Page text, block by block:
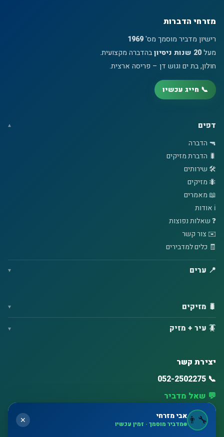
מזרחי הדברות
רישיון מדביר מוסמך מס'1969
מעל20 שנות ניסיון
בהדברה מקצועית.
חולון, בת ים וגוש דן – פריסה ארצית.
📞 חייג עכשיו
דפים
🔫 הדברה
🐛 הדברת מזיקים
🛠️ שירותים
🐜 מזיקים
📖 מאמרים
ℹ️ אודות
❓ שאלות נפוצות
✉️ צור קשר
🧾 כלים למדבירים
📍 ערים
🐛 מזיקים
🪳 עיר + מזיק
יצירת קשר
📞 052-2502275
💬 שאל מדביר
⏰ זמינות גבוהה – ימים א'–ו'
🗺️ חולון, בת ים, ראשון לציון, תל אביב, רחובות, נס ציונה, אשדוד
👨‍🔧אבי מזרחי
מדביר מוסמך · זמין עכשיו ✕